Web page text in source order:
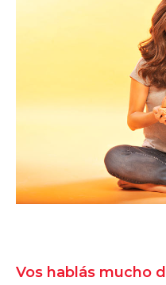
Vos hablás mucho